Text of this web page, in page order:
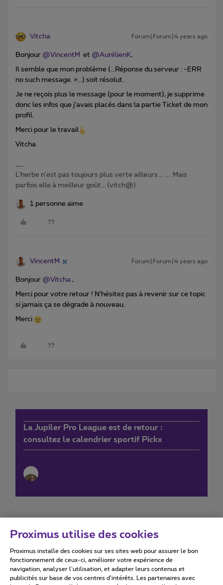
Vitcha Forum|Forum|4 years ago
Bonjour @VincentM et @AurélienK,
Il semble que mon problème (...Réponse du serveur : -ERR
no such message. »...) soit résolut.
Je ne reçois plus le message (pour le moment), je supprime
donc les infos que j’avais placés dans la partie Ticket de mon
profil.
Merci pour le travail
Vitcha
L'herbe n'est pas toujours plus verte ailleurs…. …. Mais
parfois elle à meilleur goût… (vitch@)
1 personne aime
VincentM Forum|Forum|4 years ago
Bonjour @Vitcha ,
Merci pour votre retour ! N’hésitez pas à revenir sur ce topic
si jamais ça se dégrade à nouveau.
Merci
La Jupiler Pro League est de retour :
consultez le calendrier sportif Pickx
Conditions d'utilisation Accessibility statement
Proximus utilise des cookies
Proximus installe des cookies sur ses sites web pour assurer le bon
fonctionnement de ceux-ci, améliorer votre expérience de
navigation, analyser l’utilisation, et adapter leurs contenus et
publicités sur base de vos centres d’intérêts. Les partenaires avec